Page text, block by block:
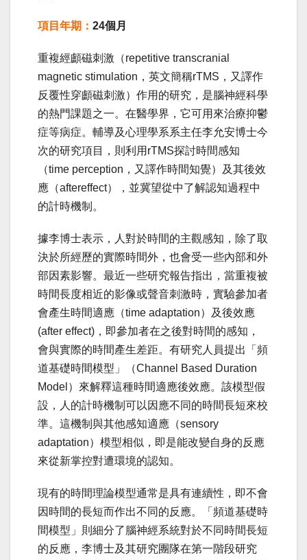
項目年期： 24個月
重複經顱磁刺激（repetitive transcranial
magnetic stimulation，英文簡稱rTMS，又譯作
反覆性穿顱磁刺激）作用的研究，是腦神經科學
的熱門課題之一。在醫學界，它可用來治療抑鬱
症等病症。輔導及心理學系系主任李允安博士今
次的研究項目，則利用rTMS探討時間感知
（time perception，又譯作時間知覺）及其後效
應（aftereffect），並冀望從中了解認知過程中
的計時機制。
據李博士表示，人對於時間的主觀感知，除了取
決於所經歷的實際時間外，也會受一些內部和外
部因素影響。最近一些研究報告指出，當重複被
時間長度相近的影像或聲音刺激時，實驗參加者
會產生時間適應（time adaptation）及後效應
(after effect)，即參加者在之後對時間的感知，
會與實際的時間產生差距。有研究人員提出「頻
道基礎時間模型」（Channel Based Duration
Model）來解釋這種時間適應後效應。該模型假
設，人的計時機制可以因應不同的時間長短來校
準。這機制與其他感知適應（sensory
adaptation）模型相似，即是能改變自身的反應
來從新掌控對遭環境的認知。
現有的時間理論模型通常是具有連續性，即不會
因時間的長短而作出不同的反應。「頻道基礎時
間模型」則細分了腦神經系統對於不同時間長短
的反應，李博士及其研究團隊在第一階段研究